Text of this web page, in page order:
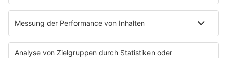
Konzertkalender
Festivals
Wacken Open Air